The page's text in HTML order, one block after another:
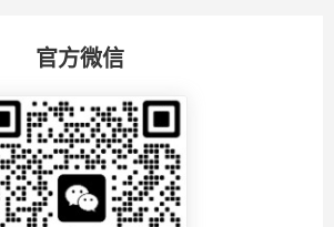
官方微信